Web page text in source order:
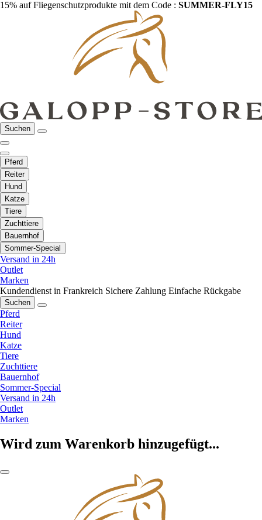
15% auf Fliegenschutzprodukte mit dem Code : SUMMER-FLY15
Suchen
Pferd
Reiter
Hund
Katze
Tiere
Zuchttiere
Bauernhof
Sommer-Special
Versand in 24h
Outlet
Marken
Kundendienst in Frankreich Sichere Zahlung Einfache Rückgabe
Suchen
Pferd
Reiter
Hund
Katze
Tiere
Zuchttiere
Bauernhof
Sommer-Special
Versand in 24h
Outlet
Marken
Wird zum Warenkorb hinzugefügt...